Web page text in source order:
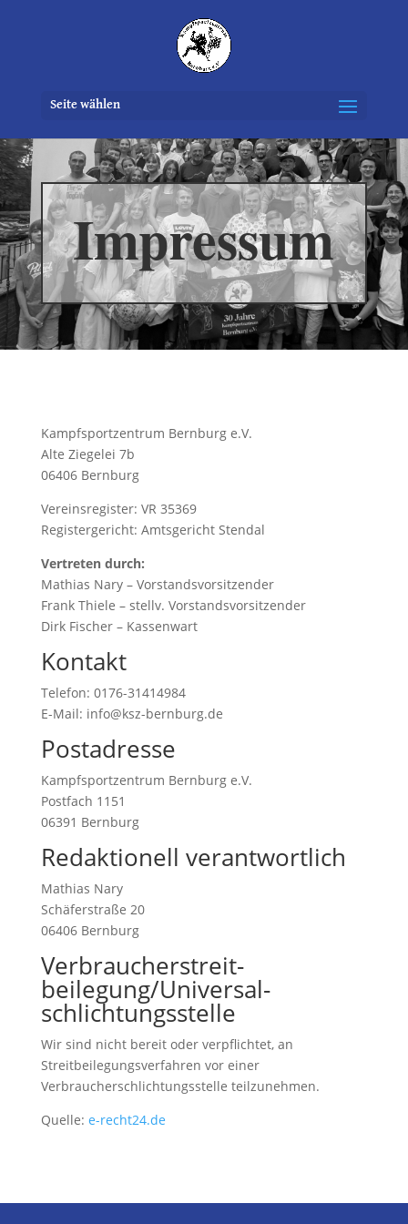
Seite wählen
Impressum
Kampfsportzentrum Bernburg e.V.
Alte Ziegelei 7b
06406 Bernburg
Vereinsregister: VR 35369
Registergericht: Amtsgericht Stendal
Vertreten durch:
Mathias Nary – Vorstandsvorsitzender
Frank Thiele – stellv. Vorstandsvorsitzender
Dirk Fischer – Kassenwart
Kontakt
Telefon: 0176-31414984
E-Mail: info@ksz-bernburg.de
Postadresse
Kampfsportzentrum Bernburg e.V.
Postfach 1151
06391 Bernburg
Redaktionell verantwortlich
Mathias Nary
Schäferstraße 20
06406 Bernburg
Verbraucher­streit­
beilegung/Universal­
schlichtungs­stelle
Wir sind nicht bereit oder verpflichtet, an
Streitbeilegungsverfahren vor einer
Verbraucherschlichtungsstelle teilzunehmen.
Quelle: e-recht24.de